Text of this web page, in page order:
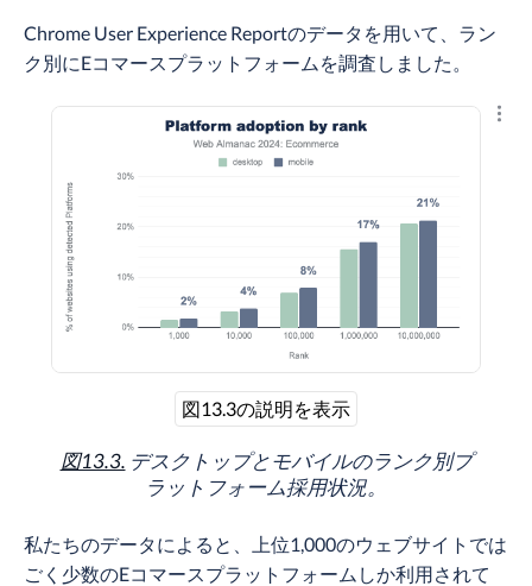
Chrome User Experience Reportのデータを用いて、ラン
ク別にEコマースプラットフォームを調査しました。
結
図13.3の説明を表示
図13.3. デスクトップとモバイルのランク別プ
ラットフォーム採用状況。
私たちのデータによると、上位1,000のウェブサイトでは
ごく少数のEコマースプラットフォームしか利用されて